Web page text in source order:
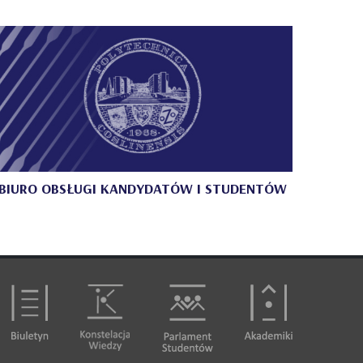
OBSŁUGI KANDYDATÓW I STUDENTÓW